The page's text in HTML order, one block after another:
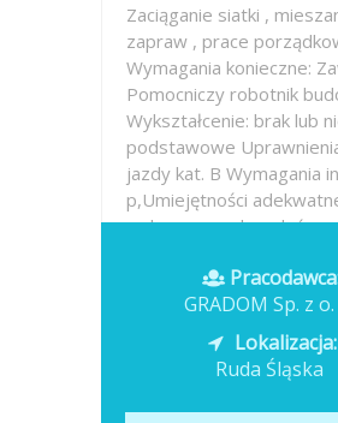
Zaciąganie siatki ,
zapraw , prace
Wymagania konieczne:
Pomocniczy robotnik
Wykształcenie: brak lub
podstawowe
jazdy kat. B Wymagania
p,Umiejętności
wykonywanych zadań....
Opublikowano: wczoraj
GRADOM Sp. z o.
Lokalizacja:
Ruda Śląska